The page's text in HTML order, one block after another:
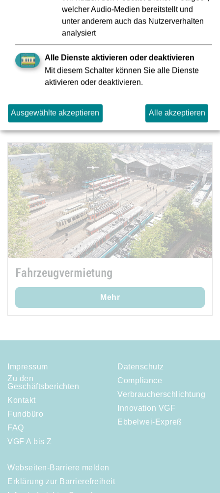
Spaß mit Lisa
Fahrzeugvermietung
Mehr
Impressum
Zu den
Geschäftsberichten
Kontakt
Fundbüro
FAQ
VGF A bis Z
Datenschutz
Compliance
Verbraucherschlichtung
Innovation VGF
Ebbelwei-Expreß
Webseiten-Barriere melden
Erklärung zur Barrierefreiheit
welcher Audio-Medien bereitstellt und
unter anderem auch das Nutzerverhalten
analysiert
Alle Dienste aktivieren oder deaktivieren
Mit diesem Schalter können Sie alle Dienste
aktivieren oder deaktivieren.
Ausgewählte akzeptieren Alle akzeptieren